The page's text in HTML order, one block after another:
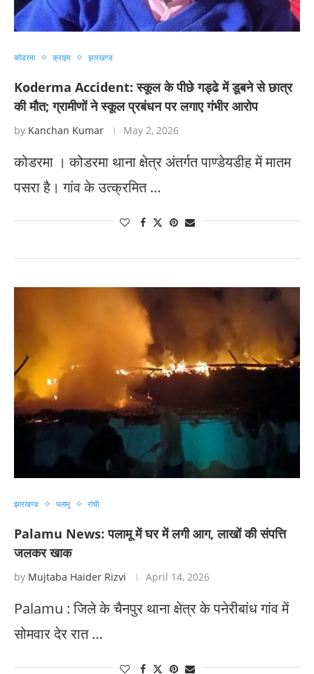
कोडरमा क्राइम झारखण्ड
Koderma Accident: स्कूल के पीछे गड्ढे में डूबने से छात्र
की मौत; ग्रामीणों ने स्कूल प्रबंधन पर लगाए गंभीर आरोप
by Kanchan Kumar May 2, 2026
कोडरमा । कोडरमा थाना क्षेत्र अंतर्गत पाण्डेयडीह में मातम
पसरा है। गांव के उत्क्रमित …
झारखण्ड पलामू रांची
Palamu News: पलामू में घर में लगी आग, लाखों की संपत्ति
जलकर खाक
by Mujtaba Haider Rizvi April 14, 2026
Palamu : जिले के चैनपुर थाना क्षेत्र के पनेरीबांध गांव में
सोमवार देर रात …